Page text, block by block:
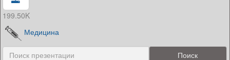
199.50K
Медицина